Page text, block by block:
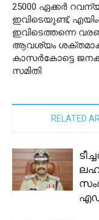
25000 ഏക്കർ
ഇവിടെയുണ്ട്,
ഇവിടെത്തന്നെ
ആവശ്യം
കാസർകോട്ടെ
സമിതി
RELATED